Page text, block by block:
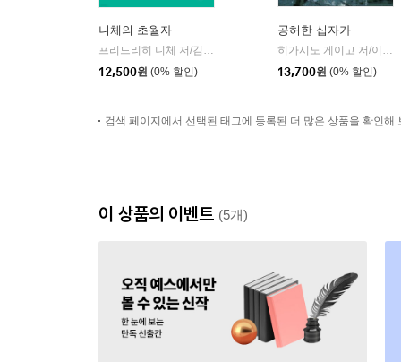
니체의 초월자
프리드리히 니체 저/김철 편역
12,500원 (0% 할인)
공허한 십자가
히가시노 게이고 저/이선희 역
13,700원 (0% 할인)
검색 페이지에서 선택된 태그에 등록된 더 많은 상품을 확인해
이 상품의 이벤트 (5개)